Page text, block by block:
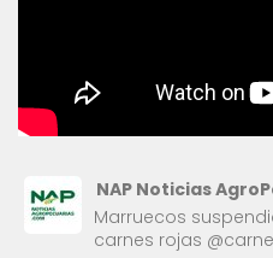
NAP Noticias
Marruecos
carnes rojas